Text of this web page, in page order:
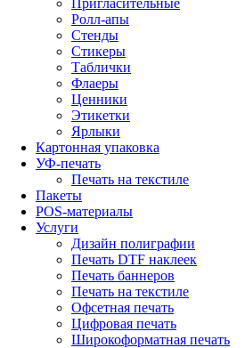
Пригласительные
Ролл-апы
Стенды
Стикеры
Таблички
Флаеры
Ценники
Этикетки
Ярлыки
Картонная упаковка
УФ-печать
Печать на текстиле
Пакеты
POS-материалы
Услуги
Дизайн полиграфии
Печать DTF наклеек
Печать баннеров
Печать на текстиле
Офсетная печать
Цифровая печать
Широкоформатная печать